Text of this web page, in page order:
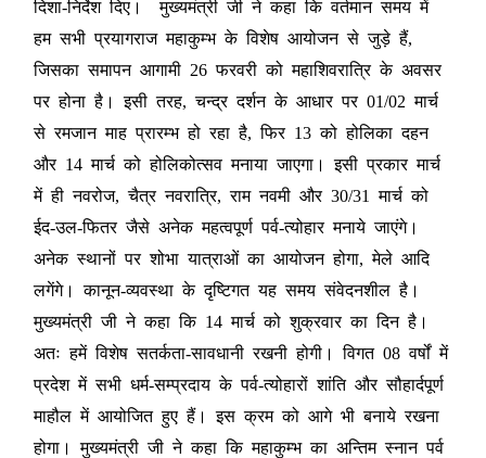
दिशा-निर्देश दिए। मुख्यमंत्री जी ने कहा कि वर्तमान समय में
हम सभी प्रयागराज महाकुम्भ के विशेष आयोजन से जुड़े हैं,
जिसका समापन आगामी 26 फरवरी को महाशिवरात्रि के अवसर
पर होना है। इसी तरह, चन्द्र दर्शन के आधार पर 01/02 मार्च
से रमजान माह प्रारम्भ हो रहा है, फिर 13 को होलिका दहन
और 14 मार्च को होलिकोत्सव मनाया जाएगा। इसी प्रकार मार्च
में ही नवरोज, चैत्र नवरात्रि, राम नवमी और 30/31 मार्च को
ईद-उल-फितर जैसे अनेक महत्वपूर्ण पर्व-त्योहार मनाये जाएंगे।
अनेक स्थानों पर शोभा यात्राओं का आयोजन होगा, मेले आदि
लगेंगे। कानून-व्यवस्था के दृष्टिगत यह समय संवेदनशील है।
मुख्यमंत्री जी ने कहा कि 14 मार्च को शुक्रवार का दिन है।
अतः हमें विशेष सतर्कता-सावधानी रखनी होगी। विगत 08 वर्षों में
प्रदेश में सभी धर्म-सम्प्रदाय के पर्व-त्योहारों शांति और सौहार्दपूर्ण
माहौल में आयोजित हुए हैं। इस क्रम को आगे भी बनाये रखना
होगा। मुख्यमंत्री जी ने कहा कि महाकुम्भ का अन्तिम स्नान पर्व